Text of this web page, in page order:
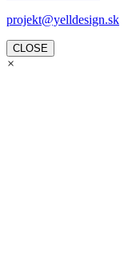
projekt@yelldesign.sk
CLOSE
×